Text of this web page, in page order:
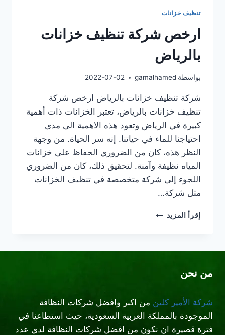
تنظيف خزانات
ارخص شركة تنظيف خزانات
بالرياض
بواسطة gamalhamed
2022-07-02
شركة تنظيف خزانات بالرياض ارخص شركة
تنظيف خزانات بالرياض، تعتبر الخزانات ذات أهمية
كبيرة في الرياض وتعود هذه الاهمية الى مدى
احتياجنا للماء في حياتنا. إنه سر الحياة. من وجهة
النظر هذه، كان من الضروري الحفاظ على خزانات
المياه نظيفة وآمنة. لتحقيق ذلك، كان من الضروري
اللجوء إلى شركة متخصصة في تنظيف الخزانات
مثل شركة…
إقرأ المزيد ارخص
من نحن
شركة الأمير كلين من اكبر وافضل شركات النظافة
الموجودة بالمملكة العربية السعودية، حيث استطاعنا في
فترة قصيرة ان نكون من افضل شركات النظافة لدي عدد